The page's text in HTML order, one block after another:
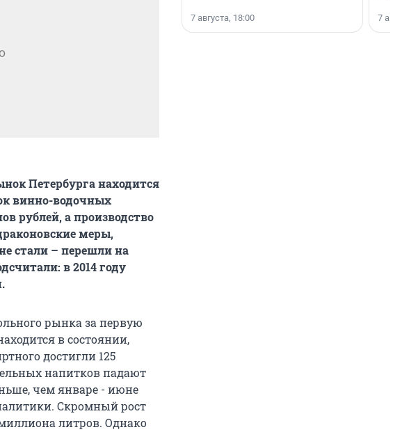
Петербурга находится
винно-водочных
рублей, а производство
меры,
стали – перешли на
в 2014 году
рынка за первую
в состоянии,
достигли 125
напитков падают
чем январе - июне
Скромный рост
миллиона литров. Однако
7 августа, 18:00 7